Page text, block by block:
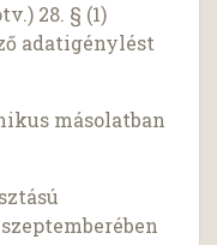
28. § (1)
adatigénylést
másolatban